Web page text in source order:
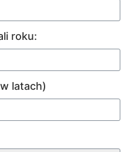
roku:
latach)